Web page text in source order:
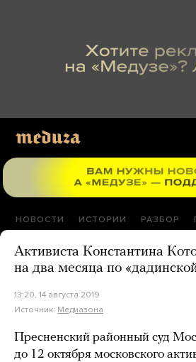
НОВОСТИ ИСТОРИИ РАЗБОР
Активиста Константина
на два месяца по
13:20, 14 августа 2019
Источник: Медиазона
Пресненский районный суд
до 12 октября московского